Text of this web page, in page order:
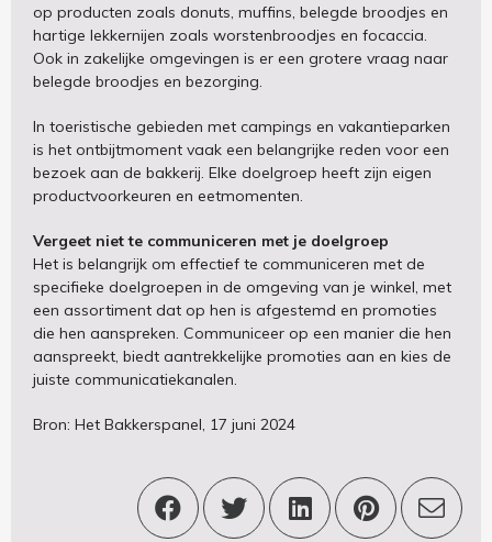
op producten zoals donuts, muffins, belegde broodjes en
hartige lekkernijen zoals worstenbroodjes en focaccia.
Ook in zakelijke omgevingen is er een grotere vraag naar
belegde broodjes en bezorging.
In toeristische gebieden met campings en vakantieparken
is het ontbijtmoment vaak een belangrijke reden voor een
bezoek aan de bakkerij. Elke doelgroep heeft zijn eigen
productvoorkeuren en eetmomenten.
Vergeet niet te communiceren met je doelgroep
Het is belangrijk om effectief te communiceren met de
specifieke doelgroepen in de omgeving van je winkel, met
een assortiment dat op hen is afgestemd en promoties
die hen aanspreken. Communiceer op een manier die hen
aanspreekt, biedt aantrekkelijke promoties aan en kies de
juiste communicatiekanalen.
Bron: Het Bakkerspanel, 17 juni 2024